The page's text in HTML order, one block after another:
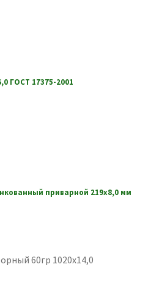
ГОСТ 17375-2001
приварной 219х8,0 мм